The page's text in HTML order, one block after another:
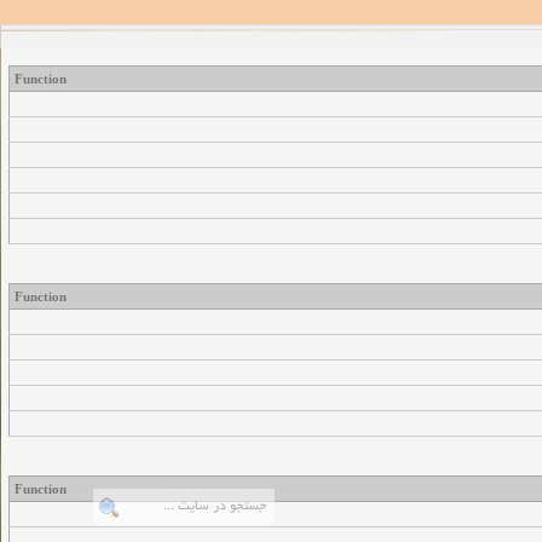
Function
Function
Function